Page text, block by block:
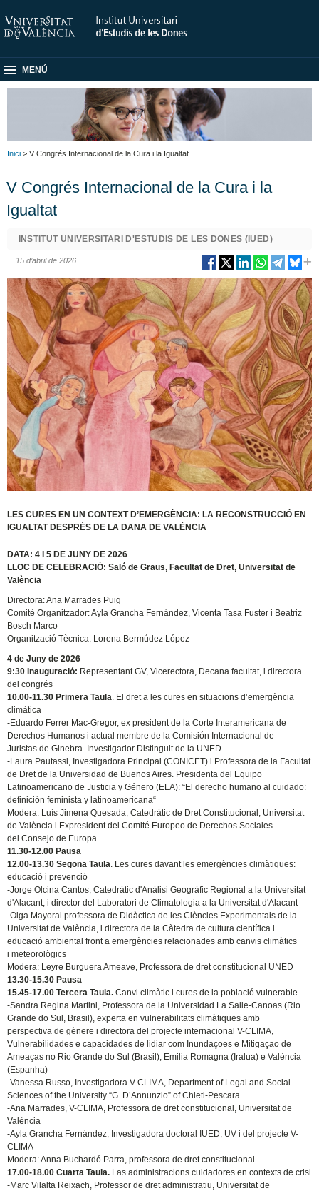
MENÚ
Inici > V Congrés Internacional de la Cura i la Igualtat
V Congrés Internacional de la Cura i la
Igualtat
INSTITUT UNIVERSITARI D'ESTUDIS DE LES DONES (IUED)
15 d’abril de 2026
LES CURES EN UN CONTEXT D’EMERGÈNCIA: LA RECONSTRUCCIÓ EN
IGUALTAT DESPRÉS DE LA DANA DE VALÈNCIA
DATA: 4 I 5 DE JUNY DE 2026
LLOC DE CELEBRACIÓ: Saló de Graus, Facultat de Dret, Universitat de
València
Directora: Ana Marrades Puig
Comitè Organitzador: Ayla Grancha Fernández, Vicenta Tasa Fuster i Beatriz
Bosch Marco
Organització Tècnica: Lorena Bermúdez López
4 de Juny de 2026
9:30 Inauguració: Representant GV, Vicerectora, Decana facultat, i directora
del congrés
10.00-11.30 Primera Taula. El dret a les cures en situacions d’emergència
climàtica
-Eduardo Ferrer Mac-Gregor, ex president de la Corte Interamericana de
Derechos Humanos i actual membre de la Comisión Internacional de
Juristas de Ginebra. Investigador Distinguit de la UNED
-Laura Pautassi, Investigadora Principal (CONICET) i Professora de la Facultat
de Dret de la Universidad de Buenos Aires. Presidenta del Equipo
Latinoamericano de Justicia y Género (ELA): “El derecho humano al cuidado:
definición feminista y latinoamericana“
Modera: Luís Jimena Quesada, Catedràtic de Dret Constitucional, Universitat
de València i Expresident del Comité Europeo de Derechos Sociales
del Consejo de Europa
11.30-12.00 Pausa
12.00-13.30 Segona Taula. Les cures davant les emergències climàtiques:
educació i prevenció
-Jorge Olcina Cantos, Catedràtic d'Anàlisi Geogràfic Regional a la Universitat
d'Alacant, i director del Laboratori de Climatologia a la Universitat d'Alacant
-Olga Mayoral professora de Didàctica de les Ciències Experimentals de la
Universitat de València, i directora de la Càtedra de cultura científica i
educació ambiental front a emergències relacionades amb canvis climàtics
i meteorològics
Modera: Leyre Burguera Ameave, Professora de dret constitucional UNED
13.30-15.30 Pausa
15.45-17.00 Tercera Taula. Canvi climàtic i cures de la població vulnerable
-Sandra Regina Martini, Professora de la Universidad La Salle-Canoas (Rio
Grande do Sul, Brasil), experta en vulnerabilitats climàtiques amb
perspectiva de gènere i directora del projecte internacional V-CLIMA,
Vulnerabilidades e capacidades de lidiar com Inundaçoes e Mitigaçao de
Ameaças no Rio Grande do Sul (Brasil), Emilia Romagna (Iralua) e València
(Espanha)
-Vanessa Russo, Investigadora V-CLIMA, Department of Legal and Social
Sciences of the University “G. D’Annunzio” of Chieti-Pescara
-Ana Marrades, V-CLIMA, Professora de dret constitucional, Universitat de
València
-Ayla Grancha Fernández, Investigadora doctoral IUED, UV i del projecte V-
CLIMA
Modera: Anna Buchardó Parra, professora de dret constitucional
17.00-18.00 Cuarta Taula. Las administracions cuidadores en contexts de crisi
-Marc Vilalta Reixach, Professor de dret administratiu, Universitat de